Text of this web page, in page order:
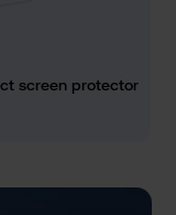
screen protector